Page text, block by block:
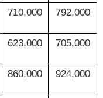
710,000 792,000
623,000 705,000
860,000 924,000